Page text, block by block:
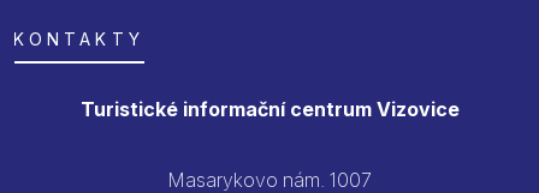
KONTAKTY
Turistické informační centrum Vizovice
Masarykovo nám. 1007